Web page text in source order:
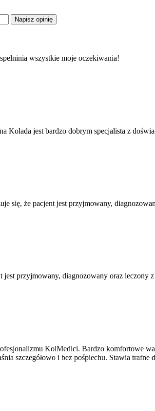
wszystkie moje oczekiwania!
Kolada jest bardzo dobrym specjalista z
się, że pacjent jest przyjmowany,
jest przyjmowany, diagnozowany oraz leczony
KolMedici. Bardzo komfortowe
szczegółowo i bez pośpiechu. Stawia trafne